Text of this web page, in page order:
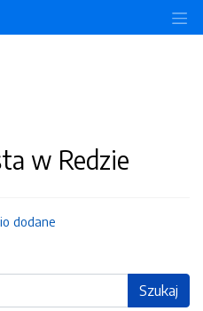
w Redzie
dodane
Szukaj